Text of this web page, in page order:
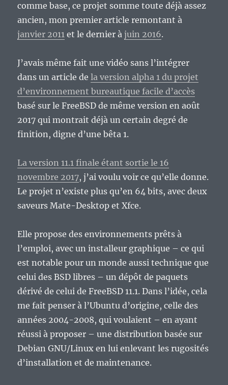
comme base, ce projet somme toute déjà assez
ancien, mon premier article remontant à
janvier 2011 et le dernier àjuin 2016.
J’avais même fait une vidéo sans l’intégrer
dans un article dela version alpha 1 du projet
d’environnement bureautique facile d’accès
basé sur le FreeBSD de même version en août
2017 qui montrait déjà un certain degré de
finition, digne d’une bêta 1.
La version 11.1 finale étant sortie le 16
novembre 2017, j’ai voulu voir ce qu’elle donne.
Le projet n’existe plus qu’en 64 bits, avec deux
saveurs Mate-Desktop et Xfce.
Elle propose des environnements prêts à
l’emploi, avec un installeur graphique – ce qui
est notable pour un monde aussi technique que
celui des BSD libres – un dépôt de paquets
dérivé de celui de FreeBSD 11.1. Dans l’idée, cela
me fait penser à l’Ubuntu d’origine, celle des
années 2004-2008, qui voulaient – en ayant
réussi à proposer – une distribution basée sur
Debian GNU/Linux en lui enlevant les rugosités
d’installation et de maintenance.